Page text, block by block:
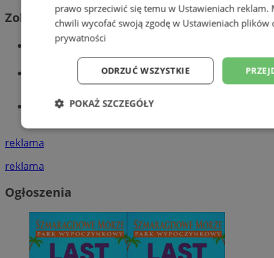
Zobacz również
Wiadomości kryminalne w Wodzisławiu
Wiadomości lokalne
Tworzenie stron www - Wodzisław
reklama
reklama
Ogłoszenia
prawo sprzeciwić się temu w Ustawieniach reklam.
chwili wycofać swoją zgodę w Ustawieniach plików
prywatności
ODRZUĆ WSZYSTKIE
POKAŻ SZCZEGÓŁY
Niezbędne Wydajność